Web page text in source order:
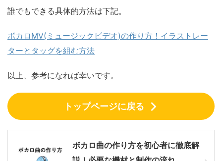
誰でもできる具体的方法は下記。
ボカロMV(ミュージックビデオ)の作り方！イラストレー
ターとタッグを組む方法
以上、参考になれば幸いです。
トップページに戻る
ボカロ曲の作り方を初心者に徹底解